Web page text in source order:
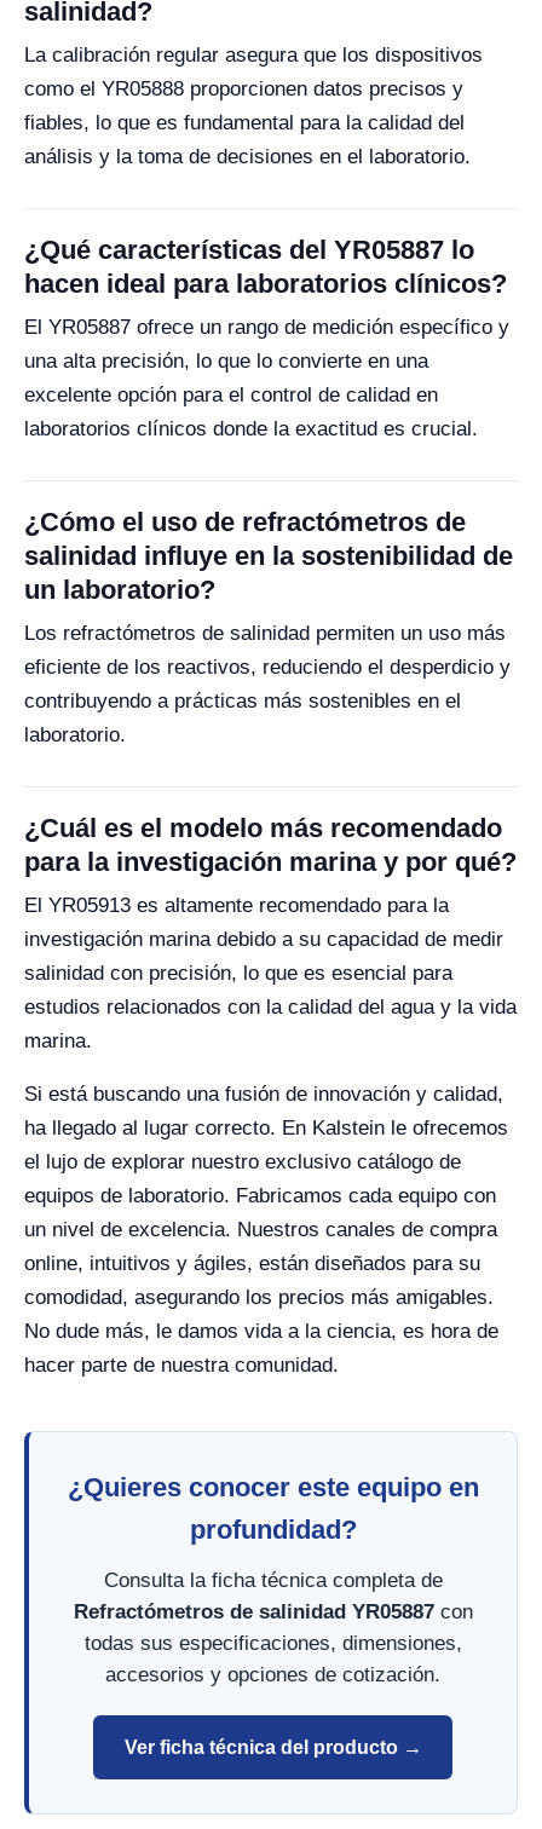
salinidad?
La calibración regular asegura que los dispositivos
como el YR05888 proporcionen datos precisos y
fiables, lo que es fundamental para la calidad del
análisis y la toma de decisiones en el laboratorio.
¿Qué características del YR05887 lo
hacen ideal para laboratorios clínicos?
El YR05887 ofrece un rango de medición específico y
una alta precisión, lo que lo convierte en una
excelente opción para el control de calidad en
laboratorios clínicos donde la exactitud es crucial.
¿Cómo el uso de refractómetros de
salinidad influye en la sostenibilidad de
un laboratorio?
Los refractómetros de salinidad permiten un uso más
eficiente de los reactivos, reduciendo el desperdicio y
contribuyendo a prácticas más sostenibles en el
laboratorio.
¿Cuál es el modelo más recomendado
para la investigación marina y por qué?
El YR05913 es altamente recomendado para la
investigación marina debido a su capacidad de medir
salinidad con precisión, lo que es esencial para
estudios relacionados con la calidad del agua y la vida
marina.
Si está buscando una fusión de innovación y calidad,
ha llegado al lugar correcto. En Kalstein le ofrecemos
el lujo de explorar nuestro exclusivo catálogo de
equipos de laboratorio. Fabricamos cada equipo con
un nivel de excelencia. Nuestros canales de compra
online, intuitivos y ágiles, están diseñados para su
comodidad, asegurando los precios más amigables.
No dude más, le damos vida a la ciencia, es hora de
hacer parte de nuestra comunidad.
¿Quieres conocer este equipo en
profundidad?
Consulta la ficha técnica completa de
Refractómetros de salinidad YR05887con
todas sus especificaciones, dimensiones,
accesorios y opciones de cotización.
Ver ficha técnica del producto →